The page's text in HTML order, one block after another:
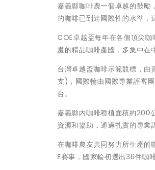
嘉義縣咖啡農一個卓越的鼓
的咖啡已到達國際性的水準，
COE卓越盃每年在各個頂尖
畫的精品咖啡產國，多集中在
台灣卓越盃咖啡示範競標，
支)，國際輪由國際專業評審
台。
嘉義縣內咖啡種植面積約200
資源和協助，通過扎實的專業
在咖啡農友共同努力所生產
E賽事，國家輪初選出36件咖